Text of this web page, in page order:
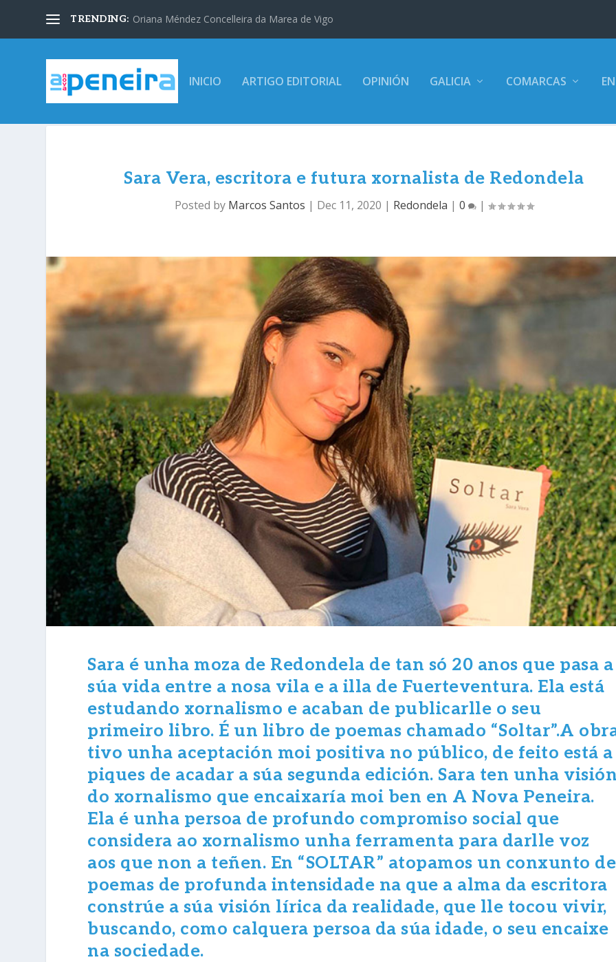
TRENDING: Oriana Méndez Concelleira da Marea de Vigo
INICIO ARTIGO EDITORIAL OPINIÓN GALICIA COMARCAS
Sara Vera, escritora e futura xornalista de Redondela
Posted by Marcos Santos | Dec 11, 2020 | Redondela | 0 |
Sara é unha moza de Redondela de tan só 20 anos que pasa a
súa vida entre a nosa vila e a illa de Fuerteventura. Ela está
estudando xornalismo e acaban de publicarlle o seu
primeiro libro. É un libro de poemas chamado “Soltar”.A
tivo unha aceptación moi positiva no público, de feito está a
piques de acadar a súa segunda edición. Sara ten unha
do xornalismo que encaixaría moi ben en A Nova Peneira.
Ela é unha persoa de profundo compromiso social que
considera ao xornalismo unha ferramenta para darlle voz
aos que non a teñen. En “SOLTAR” atopamos un conxunto de
poemas de profunda intensidade na que a alma da escritora
constrúe a súa visión lírica da realidade, que lle tocou vivir,
buscando, como calquera persoa da súa idade, o seu encaixe
na sociedade.